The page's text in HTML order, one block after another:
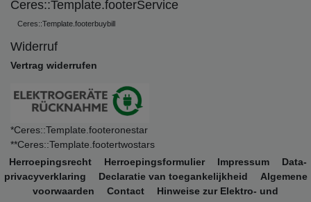
Ceres::Template.footerService
Ceres::Template.footerbuybill
Widerruf
Vertrag widerrufen
*Ceres::Template.footeronestar
**Ceres::Template.footertwostars
Herroepings­recht
Herroepings­formulier Impressum
Data­
privacy­verklaring
Declaratie van toegankelijkheid
Algemene
voorwaarden
Contact
Hinweise zur Elektro- und